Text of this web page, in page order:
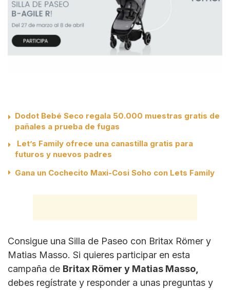
Dodot Bebé Seco regala 50.000 muestras gratis de
pañales a prueba de fugas
Let’s Family ofrece una canastilla gratis para
futuros y nuevos padres
Gana un Cochecito Maxi-Cosi Soho con Lets Family
Consigue una Silla de Paseo con Britax Römer y
Matias Masso. Si quieres participar en esta
campaña de Britax Römer y Matias Masso,
debes regístrate y responder a unas preguntas y